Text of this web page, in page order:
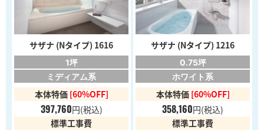
サザナ (Nタイプ) 1616
1坪
ミディアム系
本体特価 [60%OFF]
397,760円(税込)
標準工事費
サザナ (Nタイプ) 1216
0.75坪
ホワイト系
本体特価 [60%OFF]
358,160円(税込)
標準工事費